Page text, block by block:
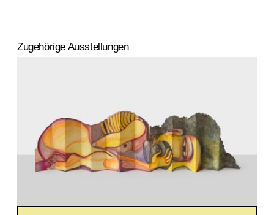
Zugehörige Ausstellungen